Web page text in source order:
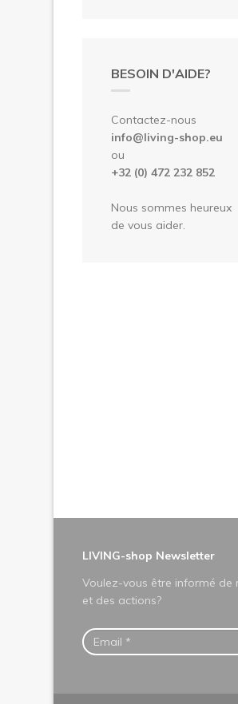
BESOIN D'AIDE?
Contactez-nous
info@living-shop.eu
ou
+32 (0) 472 232 852
Nous sommes heureux
de vous aider.
LIVING-shop Newsletter
Voulez-vous être informé de
et des actions?